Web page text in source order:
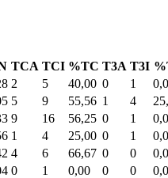
TCA TCI %TC T3A T3I
2 5 40,00 0 1
5 9 55,56 1 4
9 16 56,25 0 1
1 4 25,00 0 1
4 6 66,67 0 0
0,0
0 1 0,00 0 0
0,0